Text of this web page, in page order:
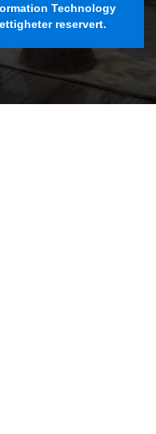
Technology
reservert.